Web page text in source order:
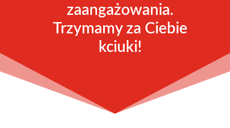
zaangażowania.
Trzymamy za Ciebie
kciuki!